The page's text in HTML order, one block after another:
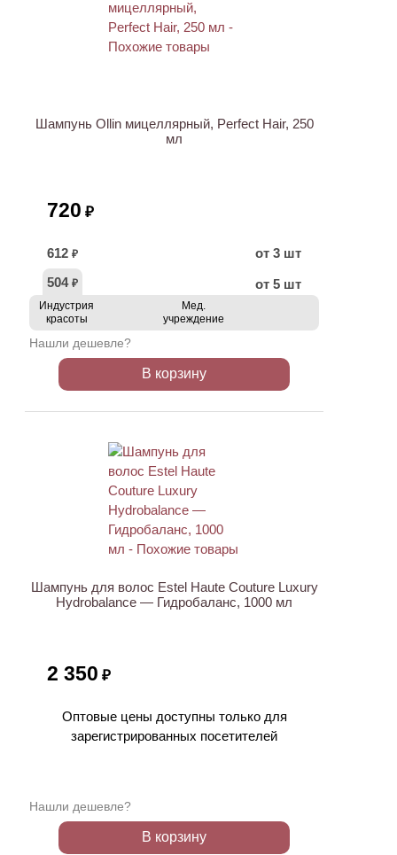
Шампунь Ollin мицеллярный, Perfect Hair, 250
мл
720 ₽
612 ₽
от 3 шт
504 ₽ от 5 шт
Индустрия
красоты
Мед.
учреждение
Нашли дешевле?
В корзину
Шампунь для волос Estel Haute Couture Luxury
Hydrobalance — Гидробаланс, 1000 мл
2 350 ₽
Оптовые цены доступны только для
зарегистрированных посетителей
Нашли дешевле?
В корзину